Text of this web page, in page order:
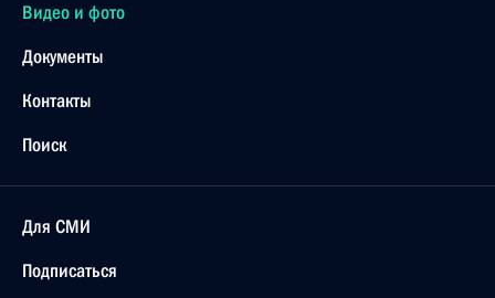
Видео и фото
Документы
Контакты
Поиск
Для СМИ
Подписаться